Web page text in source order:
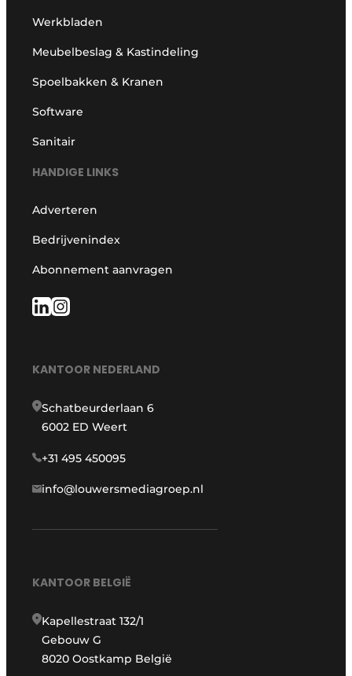
Werkbladen
Meubelbeslag & Kastindeling
Spoelbakken & Kranen
Software
Sanitair
HANDIGE LINKS
Adverteren
Bedrijvenindex
Abonnement aanvragen
KANTOOR NEDERLAND
Schatbeurderlaan 6
6002 ED Weert
+31 495 450095
info@louwersmediagroep.nl
KANTOOR BELGIË
Kapellestraat 132/1
Gebouw G
8020 Oostkamp België